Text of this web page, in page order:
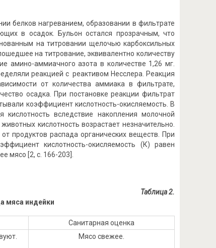
белков нагреванием, образовании в фильтрате
в осадок. Бульон остался прозрачным, что
на титровании щелочью карбоксильных
на титрование, эквивалентно количеству
амино-аммиачного азота в количестве 1,26 мг.
реакцией с реактивом Несслера. Реакция
от количества аммиака в фильтрате,
осадка. При постановке реакции фильтрат
коэффициент кислотность-окисляемость. В
вследствие накопления молочной
кислотность возрастает незначительно.
продуктов распада органических веществ. При
кислотность-окисляемость (К) равен
мясо [2, с. 166-203].
Таблица 2.
мяса индейки
Санитарная оценка
Мясо свежее.